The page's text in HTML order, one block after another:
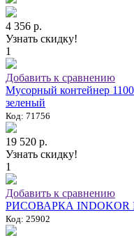
4 356 р.
Узнать скидку!
1
Добавить к сравнению
Мусорный контейнер
зеленый
Код: 71756
19 520 р.
Узнать скидку!
1
Добавить к сравнению
РИСОВАРКА INDOKOR
Код: 25902